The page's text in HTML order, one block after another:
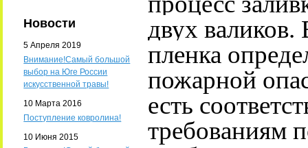
Новости
5 Апреля 2019
Внимание!Самый большой
выбор на Юге России
искусственной травы!
10 Марта 2016
Поступление ковролина!
10 Июня 2015
двух валиков.
пленка
пожарной
есть
требованиям